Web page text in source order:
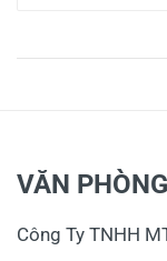
VĂN
Công Ty TNHH